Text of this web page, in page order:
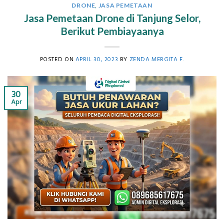
DRONE JASA PEMETAAN
Jasa Pemetaan Drone di Tanjung Selor,
Berikut Pembiayaanya
POSTED ON APRIL 30, 2023 BY ZENDA MERGITA F.
30
Apr